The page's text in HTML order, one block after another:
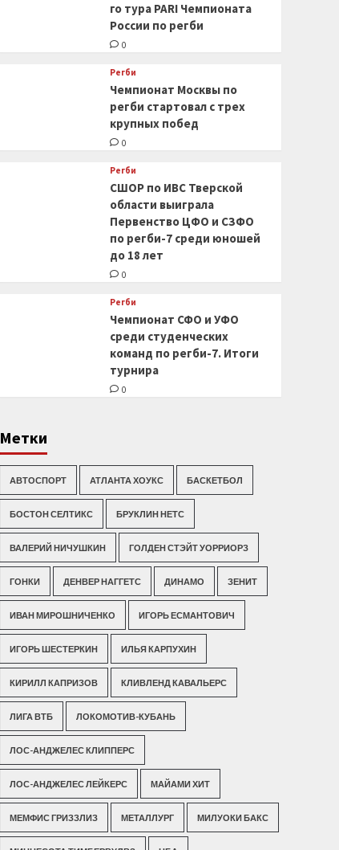
го тура PARI Чемпионата
России по регби
0
Регби
Чемпионат Москвы по
регби стартовал с трех
крупных побед
0
Регби
СШОР по ИВС Тверской
области выиграла
Первенство ЦФО и СЗФО
по регби-7 среди юношей
до 18 лет
0
Регби
Чемпионат СФО и УФО
среди студенческих
команд по регби-7. Итоги
турнира
0
Метки
АВТОСПОРТ АТЛАНТА ХОУКС БАСКЕТБОЛ
БОСТОН СЕЛТИКС БРУКЛИН НЕТС
ВАЛЕРИЙ НИЧУШКИН ГОЛДЕН СТЭЙТ УОРРИОРЗ
ГОНКИ ДЕНВЕР НАГГЕТС ДИНАМО ЗЕНИТ
ИВАН МИРОШНИЧЕНКО ИГОРЬ ЕСМАНТОВИЧ
ИГОРЬ ШЕСТЕРКИН ИЛЬЯ КАРПУХИН
КИРИЛЛ КАПРИЗОВ КЛИВЛЕНД КАВАЛЬЕРС
ЛИГА ВТБ ЛОКОМОТИВ-КУБАНЬ
ЛОС-АНДЖЕЛЕС КЛИППЕРС
ЛОС-АНДЖЕЛЕС ЛЕЙКЕРС МАЙАМИ ХИТ
МЕМФИС ГРИЗЗЛИЗ МЕТАЛЛУРГ МИЛУОКИ БАКС